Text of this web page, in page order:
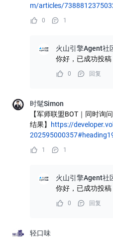
m/articles/
0 1
火山引擎Agent社
你好，已成功投稿
0 回复
时髦Simon
【军师联盟BOT｜同时询
结果】
https://
1 1
火山引擎Agent社
你好，已成功投稿
0 回复
轻口味